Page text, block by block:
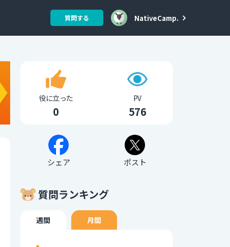
質問する NativeCamp.
役に立った
0
PV
576
シェア ポスト
質問ランキング
週間 月間